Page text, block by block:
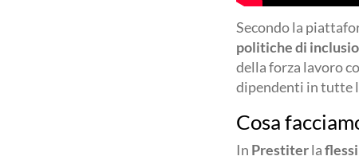
Secondo la
politiche di
della forza lavoro
dipendenti in tutte
Cosa
In Prestiterla